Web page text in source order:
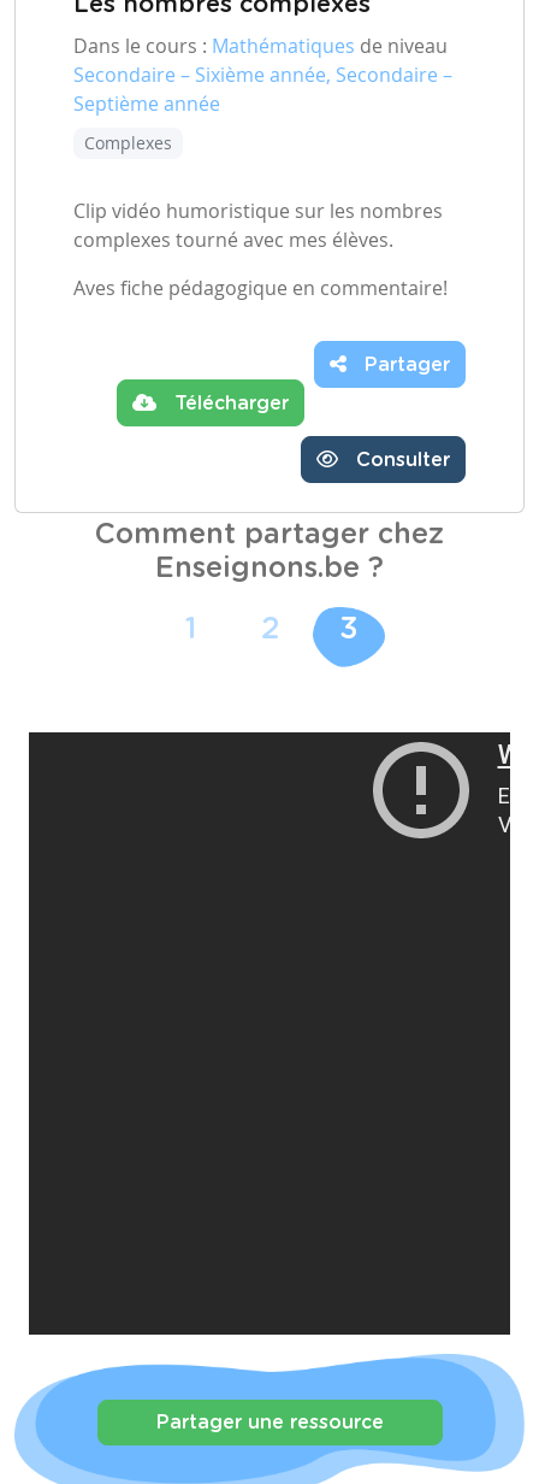
Dans le cours : Mathématiques de niveau
Secondaire – Sixième année, Secondaire –
Septième année
Complexes
Clip vidéo humoristique sur les nombres
complexes tourné avec mes élèves.
Aves fiche pédagogique en commentaire!
Télécharger
Partager
Consulter
Comment partager chez
Enseignons.be ?
1 2 3
Partager une ressource